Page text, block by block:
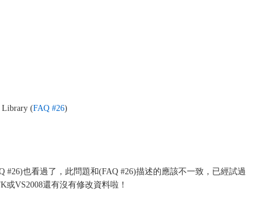
Library (FAQ #26)
也看過了，此問題和(FAQ #26)描述的應該不一致，已經試過
VS2008還有沒有修改資料啦！